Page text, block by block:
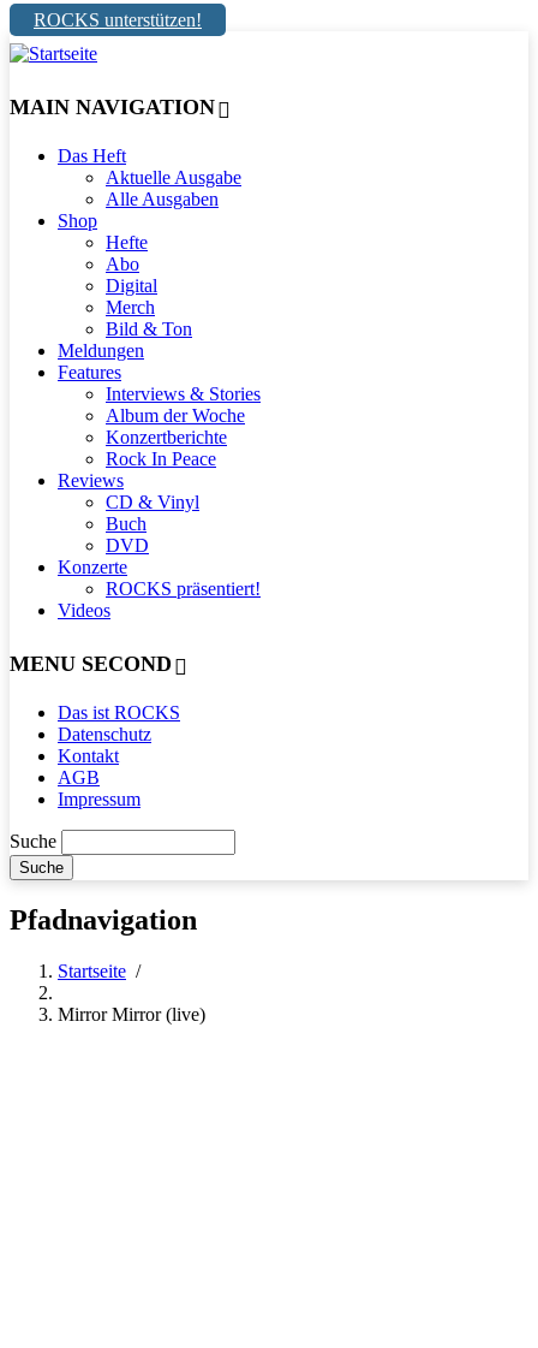
ROCKS unterstützen!
MAIN NAVIGATION
Das Heft
Aktuelle Ausgabe
Alle Ausgaben
Shop
Hefte
Abo
Digital
Merch
Bild & Ton
Meldungen
Features
Interviews & Stories
Album der Woche
Konzertberichte
Rock In Peace
Reviews
CD & Vinyl
Buch
DVD
Konzerte
ROCKS präsentiert!
Videos
MENU SECOND
Das ist ROCKS
Datenschutz
Kontakt
AGB
Impressum
Suche
Pfadnavigation
Startseite /
Mirror Mirror (live)